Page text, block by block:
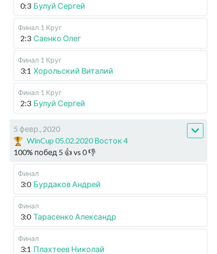
0:3 Булуй Сергей
Финал 1 Круг
2:3 Саенко Олег
Финал 1 Круг
3:1 Хорольский Виталий
Финал 1 Круг
2:3 Булуй Сергей
5 февр., 2020
WinCup 05.02.2020 Восток 4
100% побед 5 👍 vs 0👎
Финал
3:0 Бурдаков Андрей
Финал
3:0 Тарасенко Александр
Финал
3:1 Плахтеев Николай